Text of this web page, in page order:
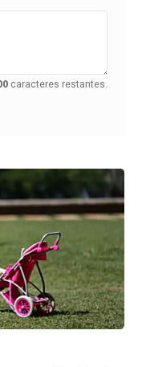
caracteres restantes.